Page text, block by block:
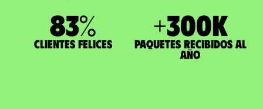
83%
Clientes felices
+300K
paquetes recibidos al
año